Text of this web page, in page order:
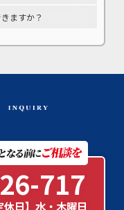
ますか？
717
日】水・木曜日